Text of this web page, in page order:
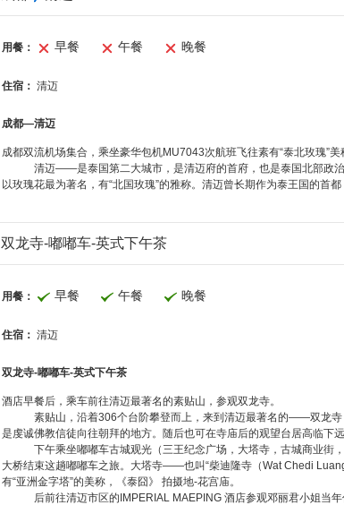
用餐： 早餐 午餐 晚餐
住宿： 清迈
成都—清迈
成都双流机场集合，乘坐豪华包机MU7043次航班飞往素有“泰北玫瑰”
清迈——是泰国第二大城市，是清迈府的首府，也是泰国北部政治、
以玫瑰花最为著名，有“北国玫瑰”的雅称。清迈曾长期作为泰王国的首
双龙寺-嘟嘟车-英式下午茶
用餐： 早餐 午餐 晚餐
住宿： 清迈
双龙寺-嘟嘟车-英式下午茶
酒店早餐后，乘车前往清迈最著名的素贴山，参观双龙寺。
素贴山，沿着306个台阶攀登而上，来到清迈最著名的——双龙寺，
是虔诚佛教信徒向往朝拜的地方。随后也可在寺庙后的观望台居高临下远
下午乘坐嘟嘟车古城观光（三王纪念广场，大塔寺，古城商业街，
大桥结束这趟嘟嘟车之旅。大塔寺——也叫“柴迪隆寺（Wat Chedi
有“亚洲金字塔”的美称，《泰囧》 拍摄地-花宫庙。
后前往清迈市区的IMPERIAL MAEPING 酒店参观邓丽君小姐当年